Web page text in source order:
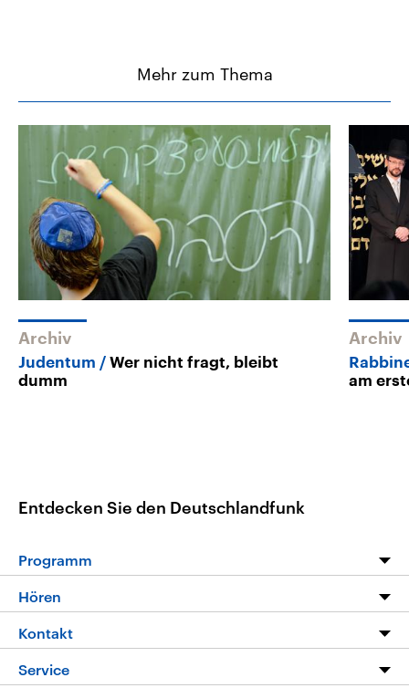
Mehr zum Thema
Archiv
Judentum
Wer nicht fragt, bleibt
dumm
Archiv
am
Entdecken Sie den Deutschlandfunk
Programm
Programm
Die Nachrichten
Nachrichtenleicht
Hören
Livestream
Kontakt
Hörerservice
Service